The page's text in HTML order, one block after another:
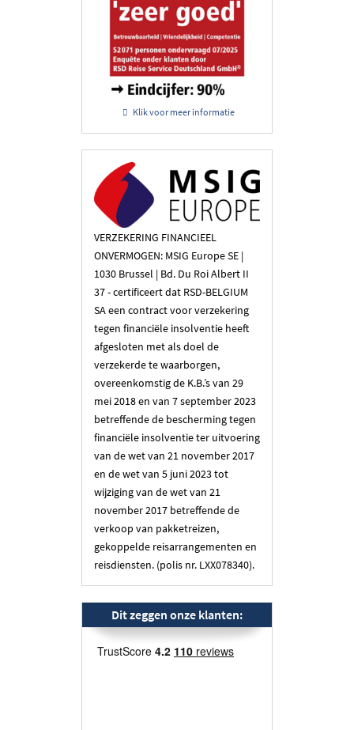
Klik voor meer informatie
VERZEKERING FINANCIEEL
ONVERMOGEN: MSIG Europe SE |
1030 Brussel | Bd. Du Roi Albert II
37 - certificeert dat RSD-BELGIUM
SA een contract voor verzekering
tegen financiële insolventie heeft
afgesloten met als doel de
verzekerde te waarborgen,
overeenkomstig de K.B.’s van 29
mei 2018 en van 7 september 2023
betreffende de bescherming tegen
financiële insolventie ter uitvoering
van de wet van 21 november 2017
en de wet van 5 juni 2023 tot
wijziging van de wet van 21
november 2017 betreffende de
verkoop van pakketreizen,
gekoppelde reisarrangementen en
reisdiensten. (polis nr. LXX078340).
Dit zeggen onze klanten: